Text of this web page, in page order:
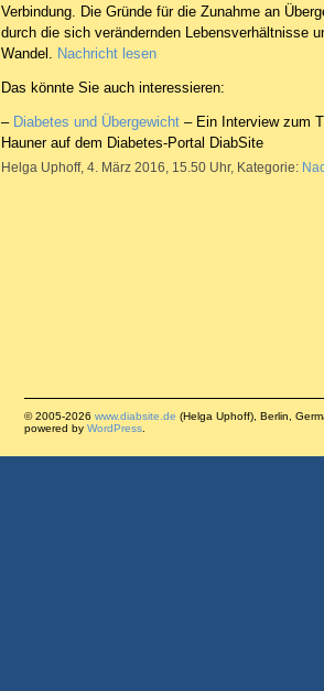
Verbindung. Die Gründe für die Zunahme an
durch die sich verändernden Lebensverhältnisse
Wandel. Nachricht lesen
Das könnte Sie auch interessieren:
– Diabetes und Übergewicht – Ein Interview zum
Hauner auf dem Diabetes-Portal DiabSite
Helga Uphoff, 4. März 2016, 15.50 Uhr, Kategorie:
© 2005-2026 www.diabsite.de (Helga Uphoff), Berlin,
powered by WordPress.